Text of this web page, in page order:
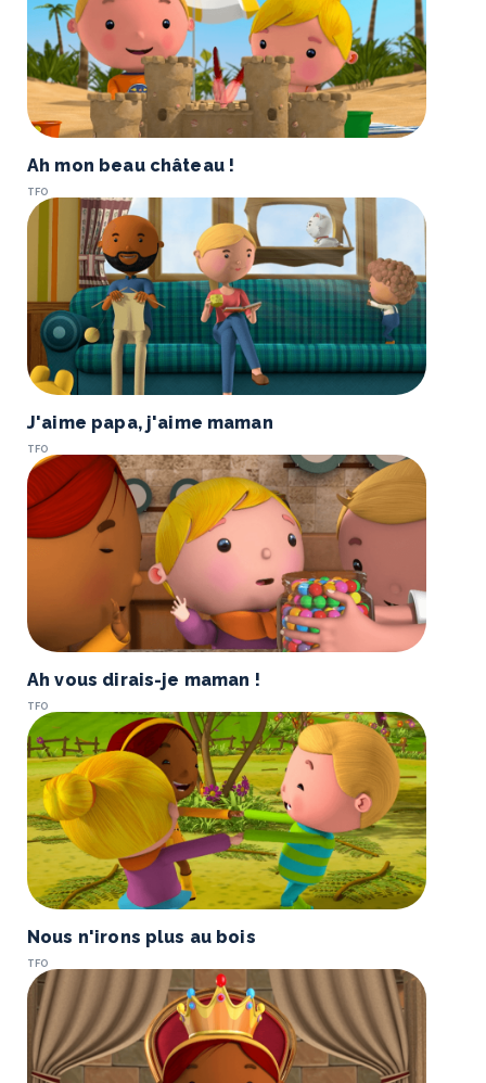
Ah mon beau château !
TFO
J'aime papa, j'aime maman
TFO
Ah vous dirais-je maman !
TFO
Nous n'irons plus au bois
TFO